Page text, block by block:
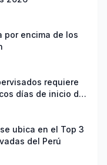
por encima de los
requiere
días de inicio del
ubica en el Top 3
del Perú